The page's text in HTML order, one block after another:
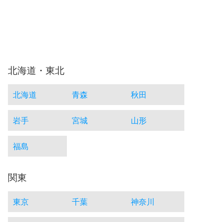
北海道・東北
北海道 青森 秋田
岩手 宮城 山形
福島
関東
東京 千葉 神奈川